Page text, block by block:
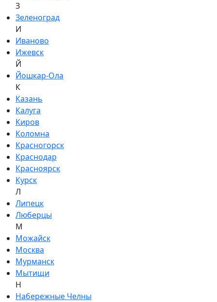
З
Зеленоград
И
Иваново
Ижевск
Й
Йошкар-Ола
К
Казань
Калуга
Киров
Коломна
Красногорск
Краснодар
Красноярск
Курск
Л
Липецк
Люберцы
М
Можайск
Москва
Мурманск
Мытищи
Н
Набережные Челны